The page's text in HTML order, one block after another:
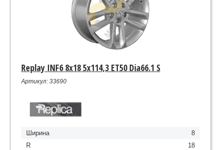
Replay INF6 8x18 5x114,3 ET50 Dia66.1 S
Артикул: 33690
Ширина
8
R
18